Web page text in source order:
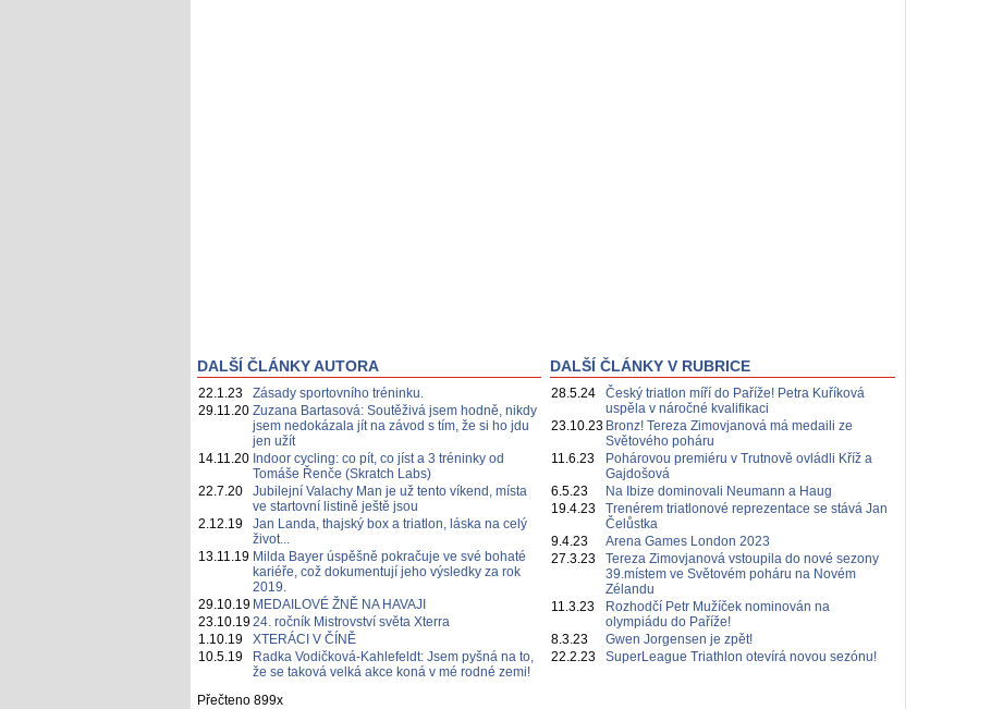
DALŠÍ ČLÁNKY AUTORA
22.1.23
Zásady sportovního tréninku.
29.11.20 Zuzana Bartasová: Soutěživá jsem hodně, nikdy
jsem nedokázala jít na závod s tím, že si ho jdu
jen užít
14.11.20 Indoor cycling: co pít, co jíst a 3 tréninky od
Tomáše Řenče (Skratch Labs)
22.7.20
Jubilejní Valachy Man je už tento víkend, místa
ve startovní listině ještě jsou
2.12.19
Jan Landa, thajský box a triatlon, láska na celý
život...
13.11.19 Milda Bayer úspěšně pokračuje ve své bohaté
kariéře, což dokumentují jeho výsledky za rok
2019.
29.10.19 MEDAILOVÉ ŽNĚ NA HAVAJI
23.10.1924. ročník Mistrovství světa Xterra
1.10.19
XTERÁCI V ČÍNĚ
10.5.19
Radka Vodičková-Kahlefeldt: Jsem pyšná na to,
že se taková velká akce koná v mé rodné zemi!
DALŠÍ ČLÁNKY V RUBRICE
28.5.24
Český triatlon míří do Paříže! Petra Kuříková
uspěla v náročné kvalifikaci
23.10.23 Bronz! Tereza Zimovjanová má medaili ze
Světového poháru
11.6.23
Pohárovou premiéru v Trutnově ovládli Kříž a
Gajdošová
6.5.23
Na Ibize dominovali Neumann a Haug
19.4.23
Trenérem triatlonové reprezentace se stává Jan
Čelůstka
9.4.23
Arena Games London 2023
27.3.23
Tereza Zimovjanová vstoupila do nové sezony
39.místem ve Světovém poháru na Novém
Zélandu
11.3.23
Rozhodčí Petr Mužíček nominován na
olympiádu do Paříže!
8.3.23
Gwen Jorgensen je zpět!
22.2.23
SuperLeague Triathlon otevírá novou sezónu!
Přečteno 899x